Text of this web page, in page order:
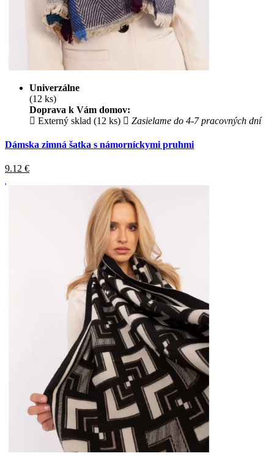
Univerzálne
(12 ks)
Doprava k Vám domov:
Externý sklad (12 ks)
Zasielame do 4-7 pracovných dní
Dámska zimná šatka s námorníckymi pruhmi
9.12 €